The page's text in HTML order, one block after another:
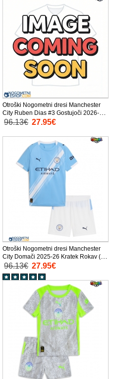
Otroški Nogometni dresi Manchester
City Ruben Dias #3 Gostujoči 2026-27
Kratek Rokav (+ Kratke hlače)
96.13€ 27.95€
Otroški Nogometni dresi Manchester
City Domači 2025-26 Kratek Rokav (+
Kratke hlače)
96.13€ 27.95€